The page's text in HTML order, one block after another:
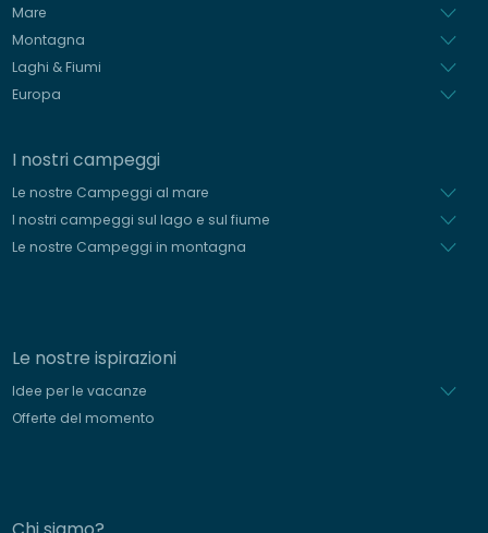
Mare
Montagna
Laghi & Fiumi
Europa
I nostri campeggi
Le nostre Campeggi al mare
I nostri campeggi sul lago e sul fiume
Le nostre Campeggi in montagna
Le nostre ispirazioni
Idee per le vacanze
Offerte del momento